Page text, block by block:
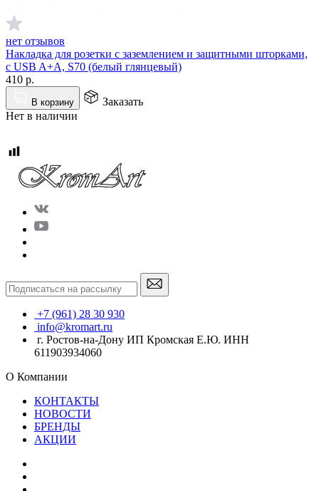
нет отзывов
Накладка для розетки с заземлением и защитными шторками,
с USB A+A, S70 (белый глянцевый)
410 р.
В корзину
Заказать
Нет в наличии
+7 (961) 28 30 930
info@kromart.ru
г. Ростов-на-Дону ИП Кромская Е.Ю. ИНН
611903934060
О Компании
КОНТАКТЫ
НОВОСТИ
БРЕНДЫ
АКЦИИ